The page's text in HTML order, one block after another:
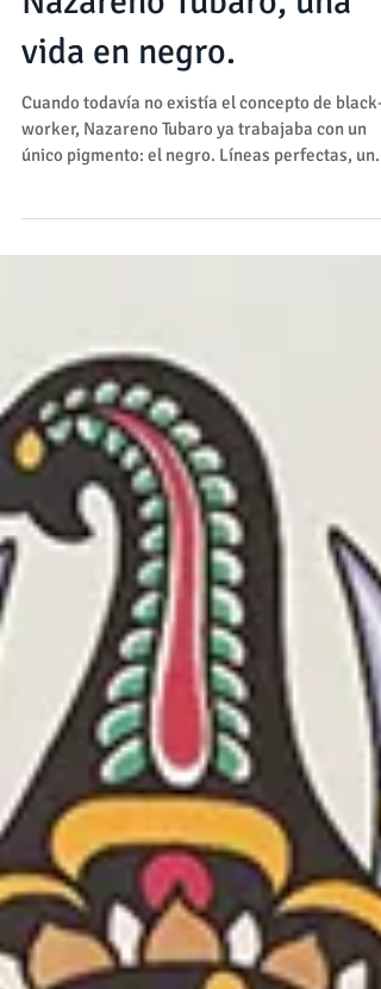
Isa Velvet
Nazareno Tubaro, una
worker, Nazareno Tubaro ya trabajaba con un
único pigmento: el negro. Líneas perfectas, un...